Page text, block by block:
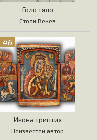
Голо тяло
Стоян Венев
46
Икона триптих
Неизвестен автор